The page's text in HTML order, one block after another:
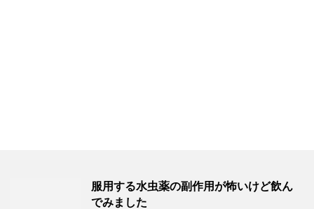
服用する水虫薬の副作用が怖いけど飲ん
でみました